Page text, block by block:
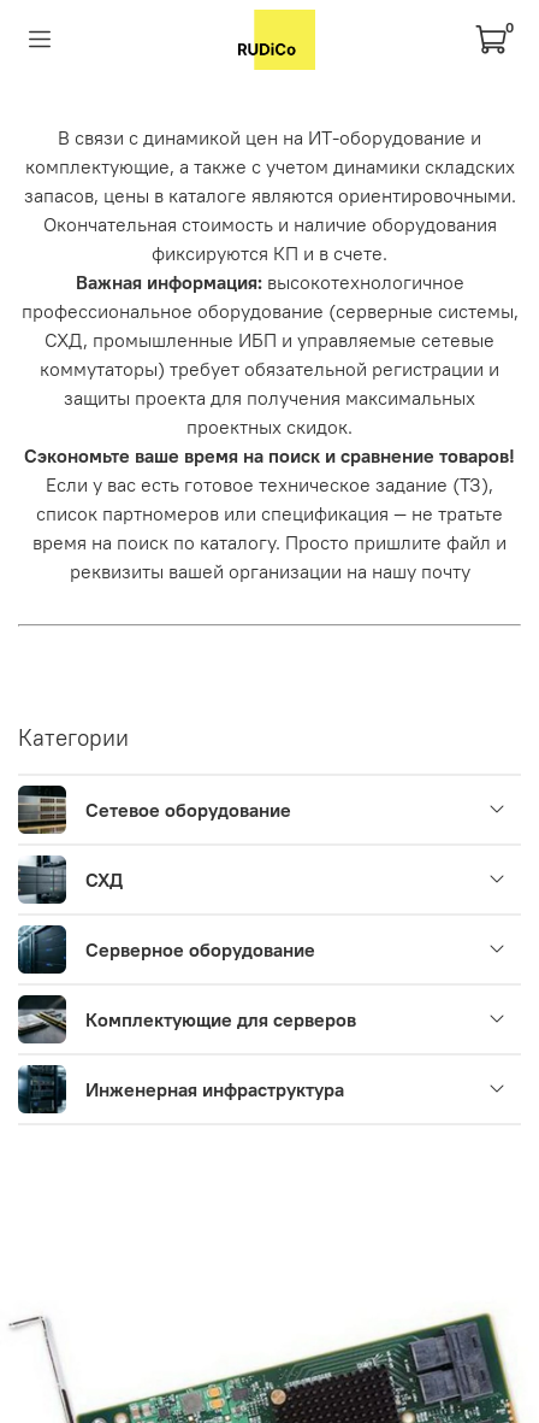
0
В связи с динамикой цен на ИТ-оборудование и
комплектующие, а также с учетом динамики складских
запасов, цены в каталоге являются ориентировочными.
Окончательная стоимость и наличие оборудования
фиксируются КП и в счете.
Важная информация: высокотехнологичное
профессиональное оборудование (серверные системы,
СХД, промышленные ИБП и управляемые сетевые
коммутаторы) требует обязательной регистрации и
защиты проекта для получения максимальных
проектных скидок.
Сэкономьте ваше время на поиск и сравнение товаров!
Если у вас есть готовое техническое задание (ТЗ),
список партномеров или спецификация — не тратьте
время на поиск по каталогу. Просто пришлите файл и
реквизиты вашей организации на нашу почту
Категории
Сетевое оборудование
СХД
Серверное оборудование
Комплектующие для серверов
Инженерная инфраструктура